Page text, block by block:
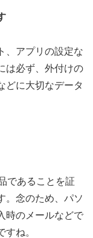
、アプリの設定な
は必ず、外付けの
どに大切なデータ
であることを証
。念のため、パソ
時のメールなどで
ね。